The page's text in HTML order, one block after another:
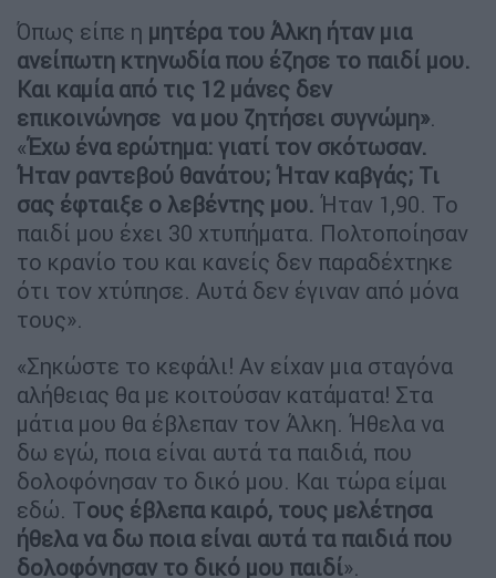
Όπως είπε η μητέρα του Άλκη ήταν μια
ανείπωτη κτηνωδία που έζησε το παιδί μου.
Και καμία από τις 12 μάνες δεν
επικοινώνησε να μου ζητήσει συγνώμη».
«Έχω ένα ερώτημα: γιατί τον σκότωσαν.
Ήταν ραντεβού θανάτου; Ήταν καβγάς; Τι
σας έφταιξε ο λεβέντης μου. Ήταν 1,90. Το
παιδί μου έχει 30 χτυπήματα. Πολτοποίησαν
το κρανίο του και κανείς δεν παραδέχτηκε
ότι τον χτύπησε. Αυτά δεν έγιναν από μόνα
τους».
«Σηκώστε το κεφάλι! Αν είχαν μια σταγόνα
αλήθειας θα με κοιτούσαν κατάματα! Στα
μάτια μου θα έβλεπαν τον Άλκη. Ήθελα να
δω εγώ, ποια είναι αυτά τα παιδιά, που
δολοφόνησαν το δικό μου. Και τώρα είμαι
εδώ. Τους έβλεπα καιρό, τους μελέτησα
ήθελα να δω ποια είναι αυτά τα παιδιά που
δολοφόνησαν το δικό μου παιδί».